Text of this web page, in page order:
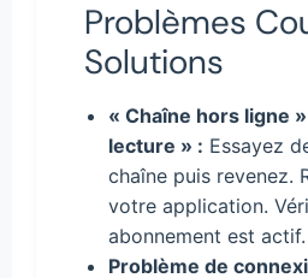
Problèmes
Solutions
« Chaîne hors ligne
lecture » : Essayez
chaîne puis revenez.
votre application.
abonnement est actif.
Problème de